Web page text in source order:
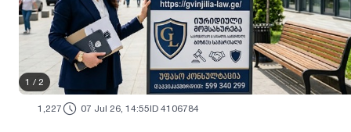
1 / 2
1,227 07 Jul 26, 14:55ID 4106784